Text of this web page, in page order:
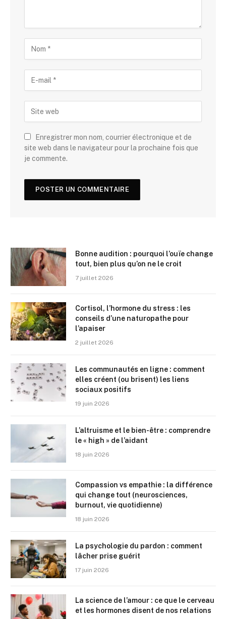
Enregistrer mon nom, courrier électronique et de
site web dans le navigateur pour la prochaine fois que
je commente.
Bonne audition : pourquoi l’ouïe change
tout, bien plus qu’on ne le croit
7 juillet 2026
Cortisol, l’hormone du stress : les
conseils d’une naturopathe pour
l’apaiser
2 juillet 2026
Les communautés en ligne : comment
elles créent (ou brisent) les liens
sociaux positifs
19 juin 2026
L’altruisme et le bien-être : comprendre
le « high » de l’aidant
18 juin 2026
Compassion vs empathie : la différence
qui change tout (neurosciences,
burnout, vie quotidienne)
18 juin 2026
La psychologie du pardon : comment
lâcher prise guérit
17 juin 2026
La science de l’amour : ce que le cerveau
et les hormones disent de nos relations